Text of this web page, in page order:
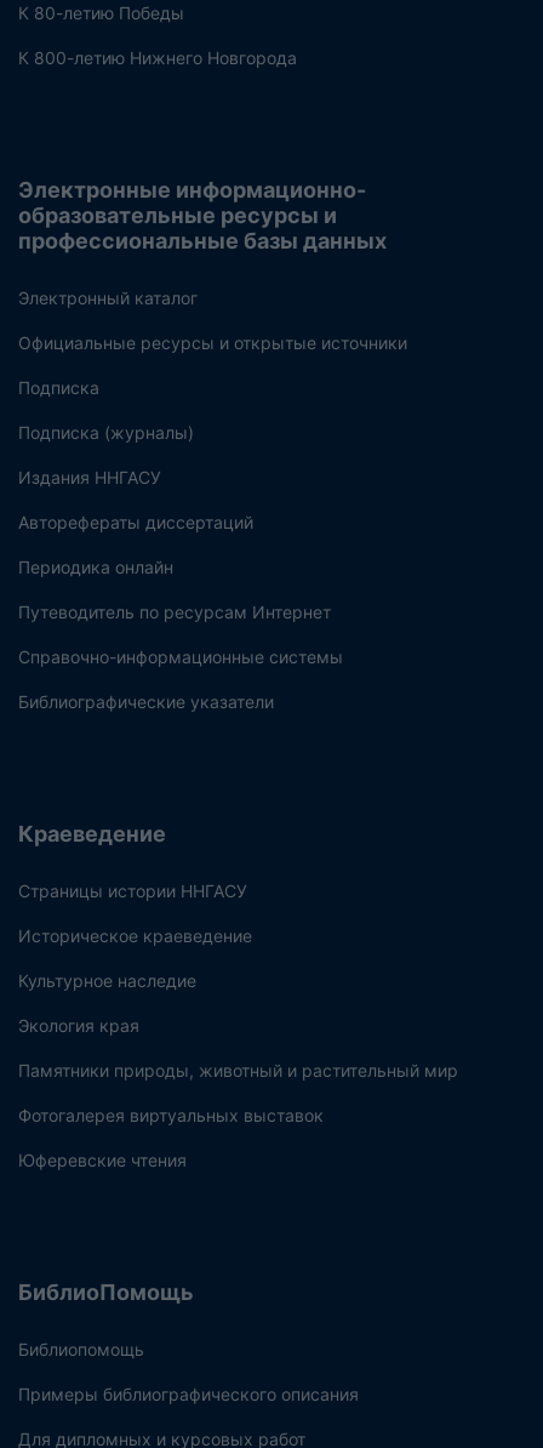
К 80-летию Победы
К 800-летию Нижнего Новгорода
Электронные информационно-
образовательные ресурсы и
профессиональные базы данных
Электронный каталог
Официальные ресурсы и открытые источники
Подписка
Подписка (журналы)
Издания ННГАСУ
Авторефераты диссертаций
Периодика онлайн
Путеводитель по ресурсам Интернет
Справочно-информационные системы
Библиографические указатели
Краеведение
Страницы истории ННГАСУ
Историческое краеведение
Культурное наследие
Экология края
Памятники природы, животный и растительный мир
Фотогалерея виртуальных выставок
Юферевские чтения
БиблиоПомощь
Библиопомощь
Примеры библиографического описания
Для дипломных и курсовых работ